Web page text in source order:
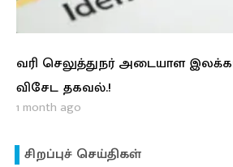
வரி செலுத்துநர் அடையாள
விசேட தகவல்.!
1 month ago
சிறப்புச் செய்திகள்